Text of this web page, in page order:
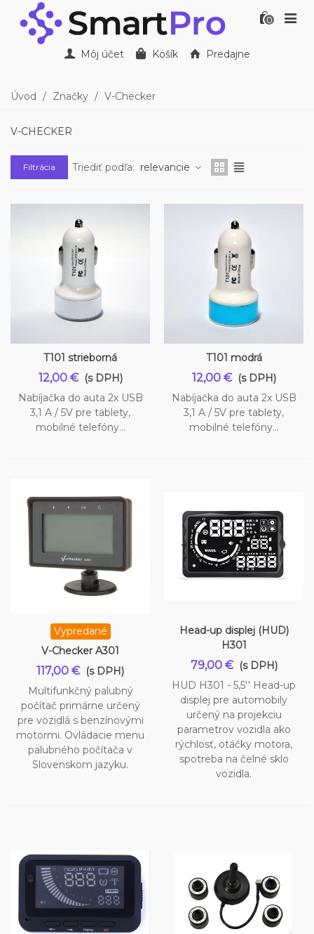
0
Môj účet Košík Predajne
Úvod / Značky / V-Checker
V-CHECKER
Filtrácia Triediť podľa: relevancie
T101 strieborná
12,00 € (s DPH)
Nabíjačka do auta 2x USB
3,1 A / 5V pre tablety,
mobilné telefóny...
T101 modrá
12,00 € (s DPH)
Nabíjačka do auta 2x USB
3,1 A / 5V pre tablety,
mobilné telefóny...
Vypredané
V-Checker A301
117,00 € (s DPH)
Multifunkčný palubný
počítač primárne určený
pre vozidlá s benzínovými
motormi. Ovládacie menu
palubného počítača v
Slovenskom jazyku.
Head-up displej (HUD)
H301
79,00 € (s DPH)
HUD H301 - 5,5'' Head-up
displej pre automobily
určený na projekciu
parametrov vozidla ako
rýchlosť, otáčky motora,
spotreba na čelné sklo
vozidla.